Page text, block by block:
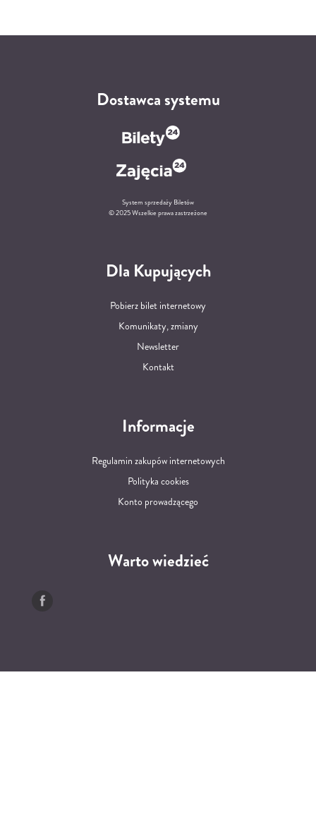
Dostawca systemu
System sprzedaży Biletów
© 2025 Wszelkie prawa zastrzeżone
Dla Kupujących
Pobierz bilet internetowy
Komunikaty, zmiany
Newsletter
Kontakt
Informacje
Regulamin zakupów internetowych
Polityka cookies
Konto prowadzącego
Warto wiedzieć